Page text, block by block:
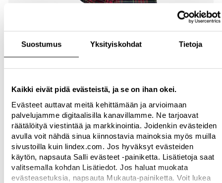
Suostumus Yksityiskohdat Tietoja
Kaikki eivät pidä evästeistä, ja se on ihan okei.
Evästeet auttavat meitä kehittämään ja arvioimaan
palvelujamme digitaalisilla kanavillamme. Ne tarjoavat
räätälöityä viestintää ja markkinointia. Joidenkin evästeiden
avulla voit nähdä sinua kiinnostavia mainoksia myös muilla
sivustoilla kuin lindex.com. Jos hyväksyt evästeiden
käytön, napsauta Salli evästeet -painiketta. Lisätietoja saat
valitsemalla kohdan Lisätiedot. Jos haluat muokata
evästeasetuksia, napsauta Mukauta-painiketta. Voit lukea